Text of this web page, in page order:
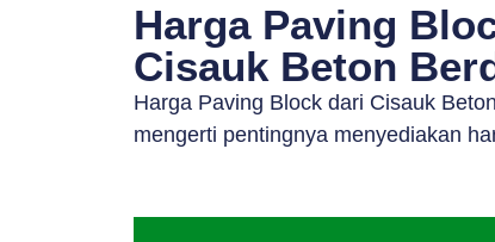
Harga Paving
Cisauk Beton
Harga Paving Block dari Cisauk
mengerti pentingnya menyediakan